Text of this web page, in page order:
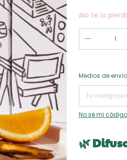
¡No te lo
Entregas para el
Medios de envío
No sé mi
🌿